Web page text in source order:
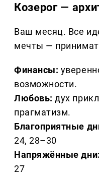
Козерог —
Ваш месяц. Все
мечты —
Финансы:
возможности.
Любовь: дух
прагматизм.
Благоприятные
24, 28–30
Напряжённые дни:
27